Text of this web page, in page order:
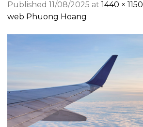
Published 11/08/2025 at 1440 × 1150
web Phuong Hoang